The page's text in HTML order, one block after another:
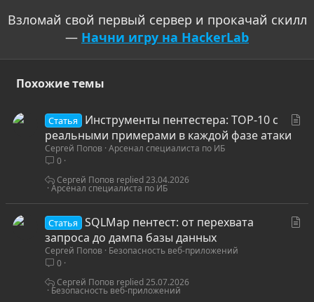
Взломай свой первый сервер и прокачай скилл
— Начни игру на HackerLab
Похожие темы
Статья
Инструменты пентестера: TOP-10 с
реальными примерами в каждой фазе атаки
Сергей Попов Арсенал специалиста по ИБ
0
Арсенал специалиста по ИБ
23.04.2026
Сергей Попов
Статья
SQLMap пентест: от перехвата
запроса до дампа базы данных
Сергей Попов Безопасность веб-приложений
0
Безопасность веб-приложений
25.07.2026
Сергей Попов